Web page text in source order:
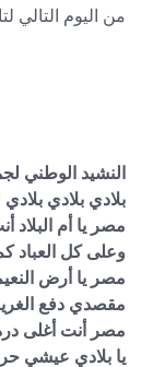
من اليوم التالي
النشيد الوطني
بلادي بلادي
مصر يا أم البلاد
وعلى كل العباد
مصر يا أرض
مقصدي دفع
مصر أنت أغلى
يا بلادي عيشي